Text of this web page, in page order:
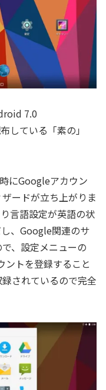
7.0
している「素の」
にGoogleアカウン
ードが立ち上がりま
言語設定が英語の状
、Google関連のサ
、設定メニューの
ントを登録すること
されているので完全